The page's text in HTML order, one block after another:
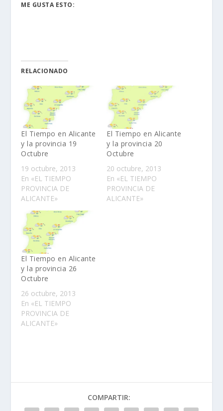
ME GUSTA ESTO:
RELACIONADO
El Tiempo en Alicante
y la provincia 19
Octubre
19 octubre, 2013
En «EL TIEMPO
PROVINCIA DE
ALICANTE»
El Tiempo en Alicante
y la provincia 20
Octubre
20 octubre, 2013
En «EL TIEMPO
PROVINCIA DE
ALICANTE»
El Tiempo en Alicante
y la provincia 26
Octubre
26 octubre, 2013
En «EL TIEMPO
PROVINCIA DE
ALICANTE»
COMPARTIR: